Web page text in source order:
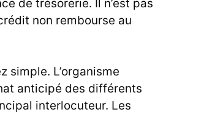
de trésorerie. Il n’est pas
non rembourse au
simple. L’organisme
anticipé des différents
interlocuteur. Les